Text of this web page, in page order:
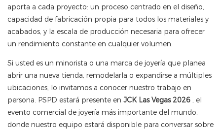
aporta a cada proyecto: un proceso centrado en el diseño,
capacidad de fabricación propia para todos los materiales y
acabados, y la escala de producción necesaria para ofrecer
un rendimiento constante en cualquier volumen.
Si usted es un minorista o una marca de joyería que planea
abrir una nueva tienda, remodelarla o expandirse a múltiples
ubicaciones, lo invitamos a conocer nuestro trabajo en
persona. PSPD estará presente en JCK Las Vegas 2026 , el
evento comercial de joyería más importante del mundo,
donde nuestro equipo estará disponible para conversar sobre